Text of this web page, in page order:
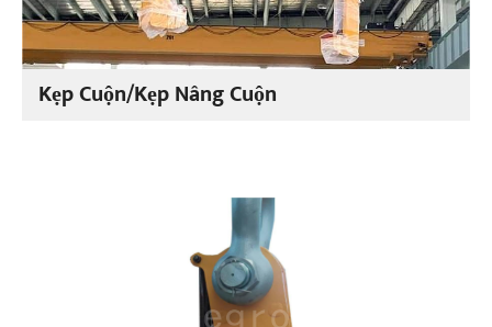
Kẹp Cuộn/Kẹp Nâng Cuộn